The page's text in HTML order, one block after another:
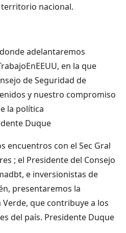
nacional.
adelantaremos
en la que
de Seguridad de
y nuestro compromiso
la política
Duque
encuentros con el Sec Gral
; el Presidente del Consejo
e inversionistas de
presentaremos la
que contribuye a los
del país. Presidente Duque